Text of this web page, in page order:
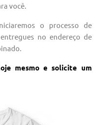
você.
o processo de
no endereço de
mesmo e solicite um